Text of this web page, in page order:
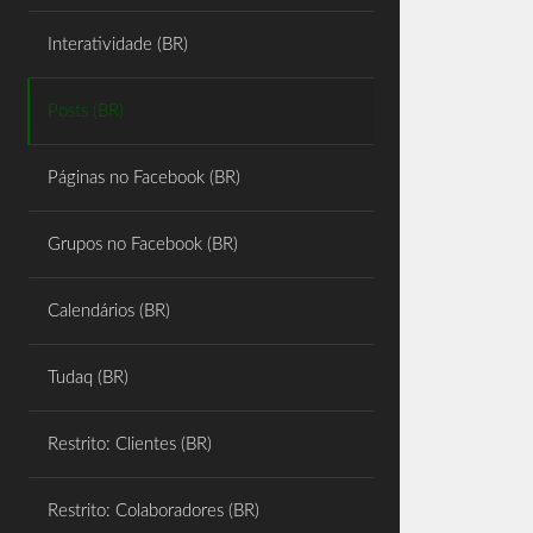
Interatividade (BR)
Posts (BR)
Páginas no Facebook (BR)
Grupos no Facebook (BR)
Calendários (BR)
Tudaq (BR)
Restrito: Clientes (BR)
Restrito: Colaboradores (BR)